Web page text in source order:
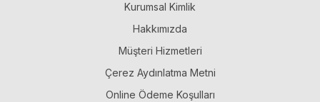
Kurumsal Kimlik
Hakkımızda
Müşteri Hizmetleri
Çerez Aydınlatma Metni
Online Ödeme Koşulları